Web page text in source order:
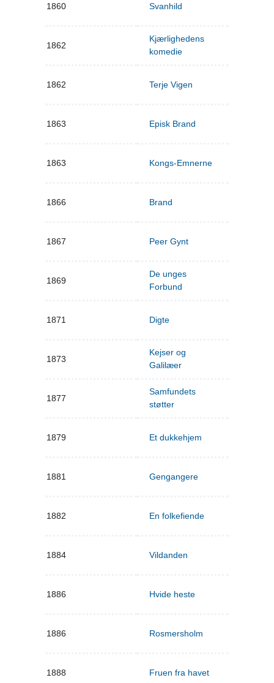
1860 Svanhild
1862
Kjærlighedens
komedie
1862 Terje Vigen
1863 Episk Brand
1863 Kongs-Emnerne
1866 Brand
1867 Peer Gynt
1869
De unges
Forbund
1871 Digte
1873
Kejser og
Galilæer
1877
Samfundets
støtter
1879 Et dukkehjem
1881 Gengangere
1882 En folkefiende
1884 Vildanden
1886 Hvide heste
1886 Rosmersholm
1888 Fruen fra havet